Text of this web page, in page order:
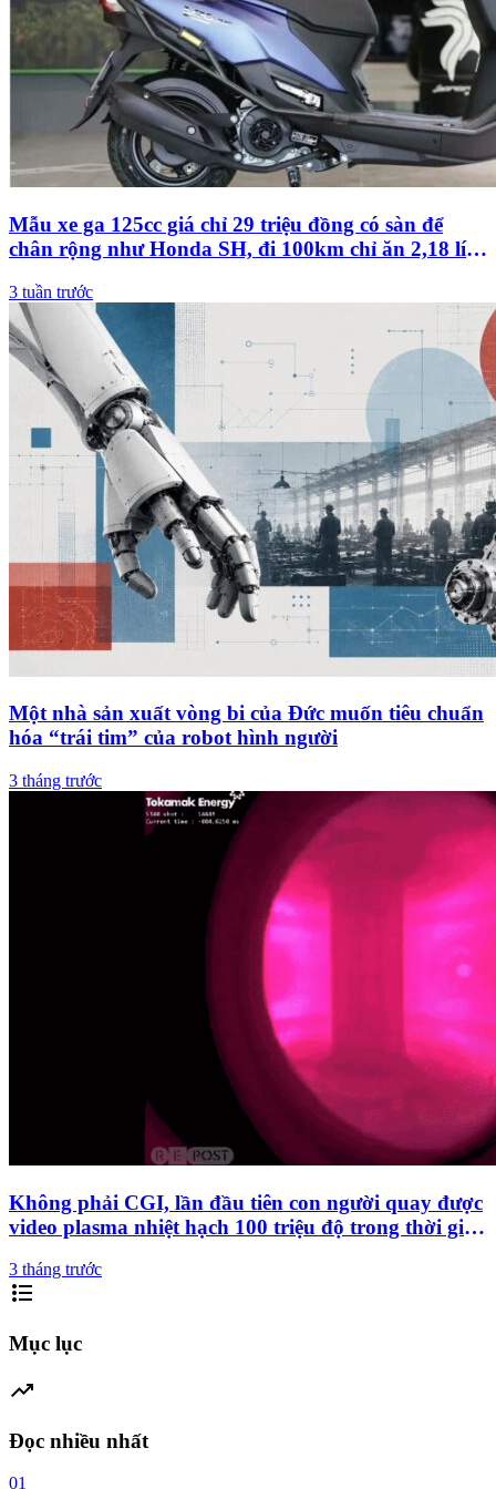
Mẫu xe ga 125cc giá chỉ 29 triệu đồng có sàn để
chân rộng như Honda SH, đi 100km chỉ ăn 2,18 lít
3 tuần trước
Một nhà sản xuất vòng bi của Đức muốn tiêu chuẩn
hóa “trái tim” của robot hình người
3 tháng trước
Không phải CGI, lần đầu tiên con người quay được
video plasma nhiệt hạch 100 triệu độ trong thời gian
3 tháng trước
format_list_bulleted
Mục lục
trending_up
Đọc nhiều nhất
01